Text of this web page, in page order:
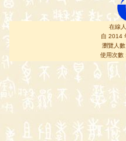
在線
自 2014
瀏覽人
使用次數